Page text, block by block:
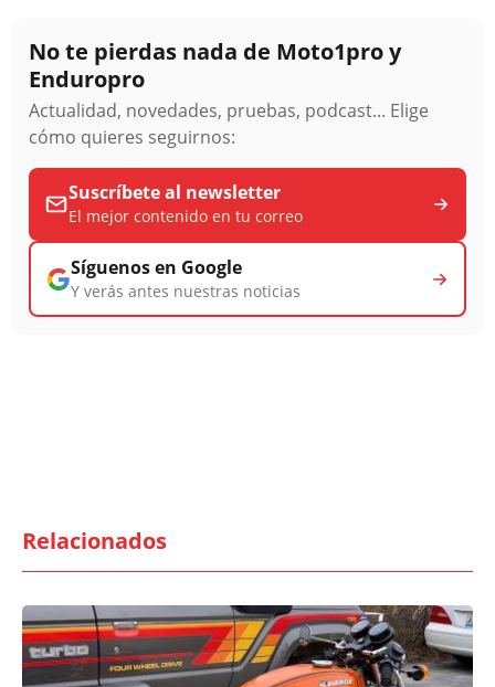
No te pierdas nada de Moto1pro y
Enduropro
Actualidad, novedades, pruebas, podcast... Elige
cómo quieres seguirnos:
Suscríbete al newsletter
El mejor contenido en tu correo
Síguenos en Google
Y verás antes nuestras noticias
Relacionados